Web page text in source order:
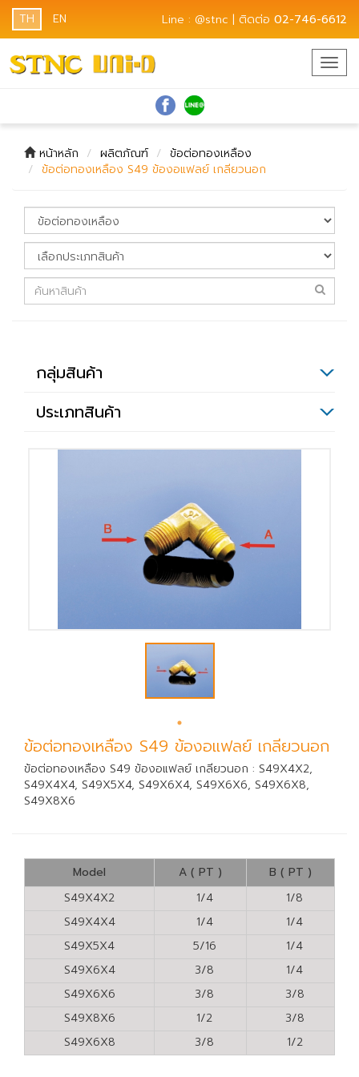
TH EN Line : @stnc | ติดต่อ 02-746-6612
หน้าหลัก ผลิตภัณฑ์
ข้อต่อทองเหลือง
ข้อต่อทองเหลือง S49 ข้องอแฟลย์ เกลียวนอก
กลุ่มสินค้า
ประเภทสินค้า
ข้อต่อทองเหลือง S49 ข้องอแฟลย์ เกลียวนอก
ข้อต่อทองเหลือง S49 ข้องอแฟลย์ เกลียวนอก : S49X4X2,
S49X4X4, S49X5X4, S49X6X4, S49X6X6, S49X6X8,
S49X8X6
Model A ( PT )
B ( PT )
S49X4X2
1/4
1/8
S49X4X4
1/4
1/4
S49X5X4
5/16
1/4
S49X6X4
3/8
1/4
S49X6X6
3/8
3/8
S49X8X6
1/2
3/8
S49X6X8
3/8 1/2